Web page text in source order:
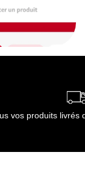
vos produits livrés